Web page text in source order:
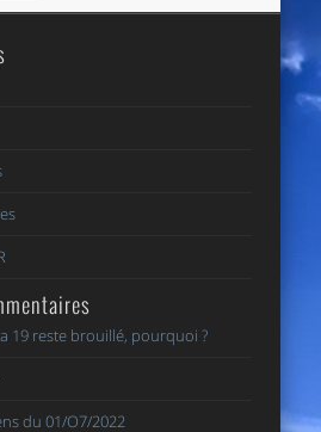
19 reste brouillé, pourquoi ?
du 01/O7/2022